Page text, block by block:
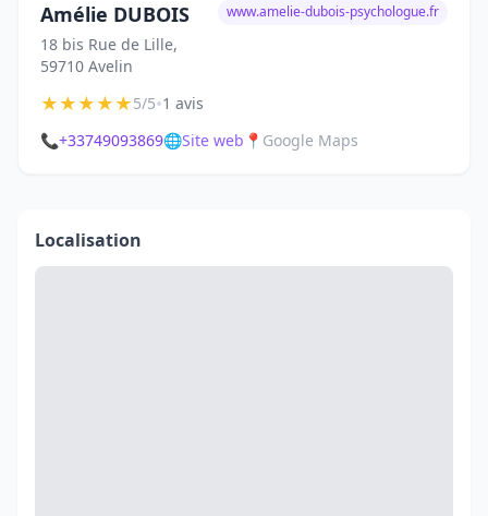
Amélie DUBOIS
18 bis Rue de Lille,
59710 Avelin
www.amelie-dubois-psychologue.fr
★★★★★5/5•1 avis
📞+33749093869🌐Site web 📍 Google Maps
Localisation